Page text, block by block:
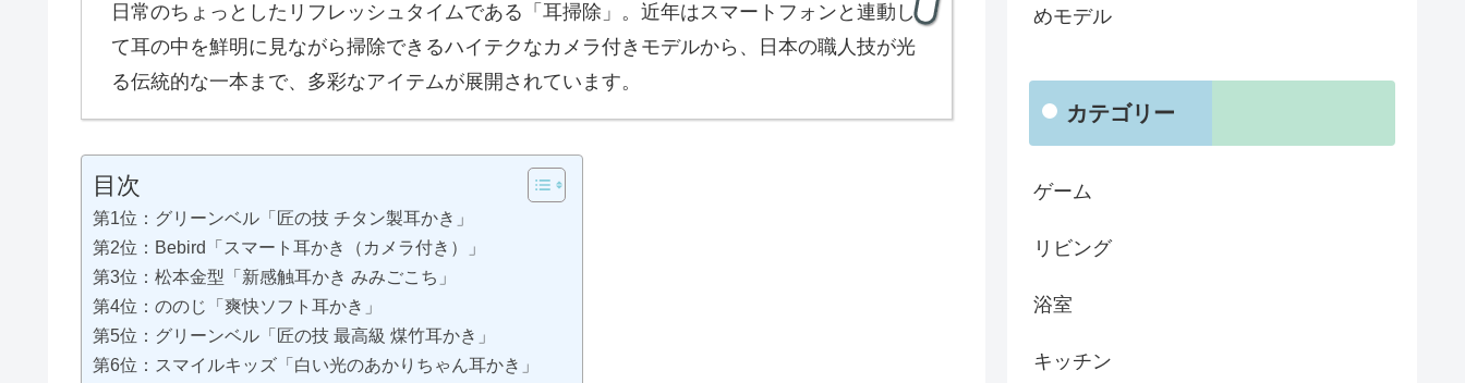
日常のちょっとしたリフレッシュタイムである「耳掃除」。近年はスマートフォンと連動し
て耳の中を鮮明に見ながら掃除できるハイテクなカメラ付きモデルから、日本の職人技が光
る伝統的な一本まで、多彩なアイテムが展開されています。
目次
第1位：グリーンベル「匠の技 チタン製耳かき」
第2位：Bebird「スマート耳かき（カメラ付き）」
第3位：松本金型「新感触耳かき みみごこち」
第4位：ののじ「爽快ソフト耳かき」
第5位：グリーンベル「匠の技 最高級 煤竹耳かき」
第6位：スマイルキッズ「白い光のあかりちゃん耳かき」
めモデル
カテゴリー
ゲーム
リビング
浴室
キッチン